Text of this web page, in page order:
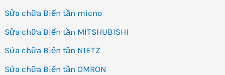
Sửa chữa Biến tần micno
Sửa chữa Biến tần MITSHUBISHI
Sửa chữa Biến tần NIETZ
Sửa chữa Biến tần OMRON